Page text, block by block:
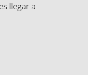
llegar a